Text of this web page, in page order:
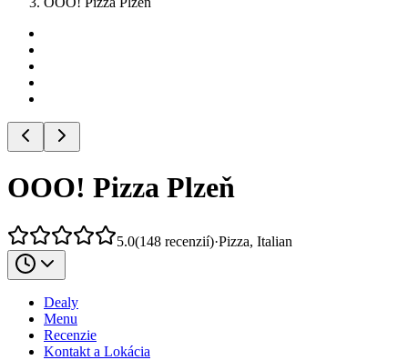
OOO! Pizza Plzeň
5.0(148 recenzií)·Pizza, Italian
Dealy
Menu
Recenzie
Kontakt a Lokácia